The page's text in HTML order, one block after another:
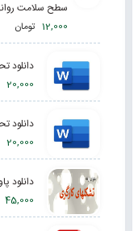
سطح سلامت
12,000 تومان
دانلود
20,000
دانلود
20,000
دانلود
45,000